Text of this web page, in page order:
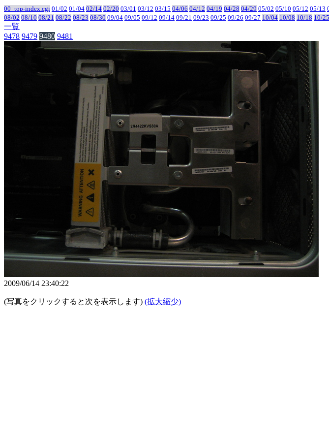
00_top-index.cgi 01/02 01/04 02/14 02/20 03/01 03/12 03/15 04/06 04/12 04/19 04/28 04/29 05/02 05/10 05/12 05/13
08/02 08/10 08/21 08/22 08/23 08/30 09/04 09/05 09/12 09/14 09/21 09/23 09/25 09/26 09/27 10/04 10/08 10/18 10/25
一覧
9478 9479 9480 9481
2009/06/14 23:40:22
(写真をクリックすると次を表示します) (拡大縮少)